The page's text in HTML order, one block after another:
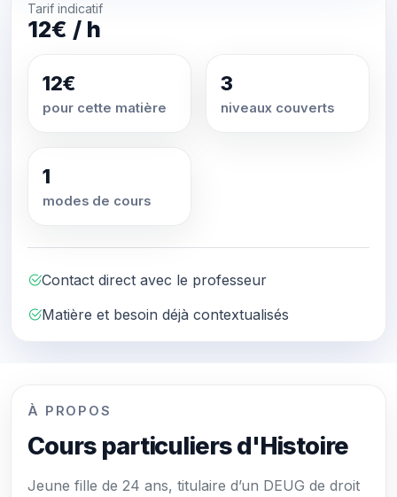
Tarif indicatif
12€ / h
12€
pour cette matière
3
niveaux couverts
1
modes de cours
Contact direct avec le professeur
Matière et besoin déjà contextualisés
À PROPOS
Cours particuliers d'Histoire
Jeune fille de 24 ans, titulaire d’un DEUG de droit